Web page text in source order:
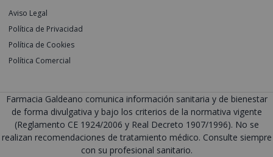
Aviso Legal
Política de Privacidad
Política de Cookies
Política Comercial
Farmacia Galdeano comunica información sanitaria y de bienestar
de forma divulgativa y bajo los criterios de la normativa vigente
(Reglamento CE 1924/2006 y Real Decreto 1907/1996). No se
realizan recomendaciones de tratamiento médico. Consulte siempre
con su profesional sanitario.